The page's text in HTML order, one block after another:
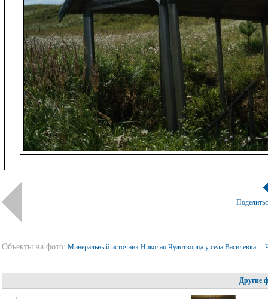
Объекты на фото: Минеральный источник Николая Чудотворца у села Василевка
Другие